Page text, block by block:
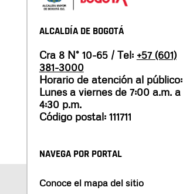
ALCALDÍA DE BOGOTÁ
Cra 8 N° 10-65 / Tel: +57 (601)
381-3000
Horario de atención al público:
Lunes a viernes de 7:00 a.m. a
4:30 p.m.
Código postal: 111711
NAVEGA POR PORTAL
Conoce el mapa del sitio